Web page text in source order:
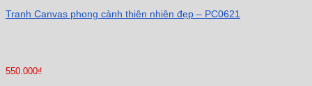
Tranh Canvas phong cảnh thiên nhiên đẹp – PC0621
550.000₫